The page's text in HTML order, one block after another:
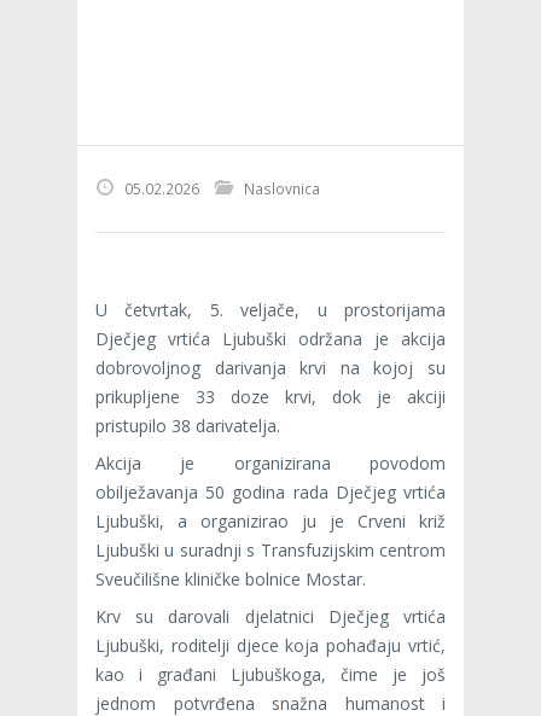
05.02.2026 Naslovnica
U četvrtak, 5. veljače, u prostorijama
Dječjeg vrtića Ljubuški održana je akcija
dobrovoljnog darivanja krvi na kojoj su
prikupljene 33 doze krvi, dok je akciji
pristupilo 38 darivatelja.
Akcija je organizirana povodom
obilježavanja 50 godina rada Dječjeg vrtića
Ljubuški, a organizirao ju je Crveni križ
Ljubuški u suradnji s Transfuzijskim centrom
Sveučilišne kliničke bolnice Mostar.
Krv su darovali djelatnici Dječjeg vrtića
Ljubuški, roditelji djece koja pohađaju vrtić,
kao i građani Ljubuškoga, čime je još
jednom potvrđena snažna humanost i